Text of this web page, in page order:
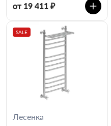
от 19 411 ₽
SALE
Лесенка